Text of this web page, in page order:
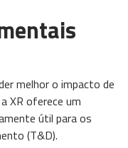
melhor o impacto de
XR oferece um
útil para os
(T&D).